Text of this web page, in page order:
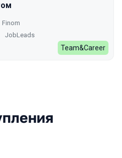
Finom
JobLeads
Team&Career